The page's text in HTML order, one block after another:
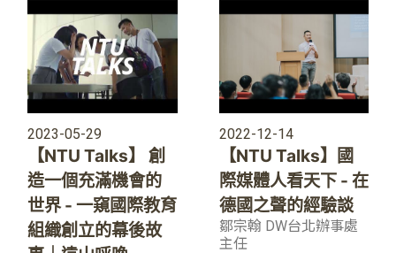
2023-05-29
【NTU Talks】 創
造一個充滿機會的
世界 - 一窺國際教育
組織創立的幕後故
2022-12-14
【NTU Talks】國
際媒體人看天下 - 在
德國之聲的經驗談
鄒宗翰 DW台北辦事處
主任